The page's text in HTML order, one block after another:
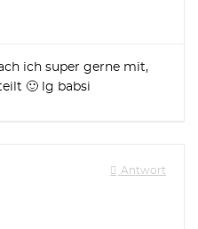
ich super gerne mit,
🙂 lg babsi
Antwort